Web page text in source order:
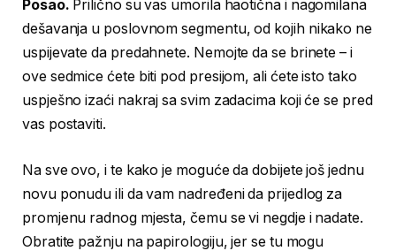
Posao. Prilično su vas umorila haotična i nagomilana
dešavanja u poslovnom segmentu, od kojih nikako ne
uspijevate da predahnete. Nemojte da se brinete – i
ove sedmice ćete biti pod presijom, ali ćete isto tako
uspješno izaći nakraj sa svim zadacima koji će se pred
vas postaviti.
Na sve ovo, i te kako je moguće da dobijete još jednu
novu ponudu ili da vam nadređeni da prijedlog za
promjenu radnog mjesta, čemu se vi negdje i nadate.
Obratite pažnju na papirologiju, jer se tu mogu